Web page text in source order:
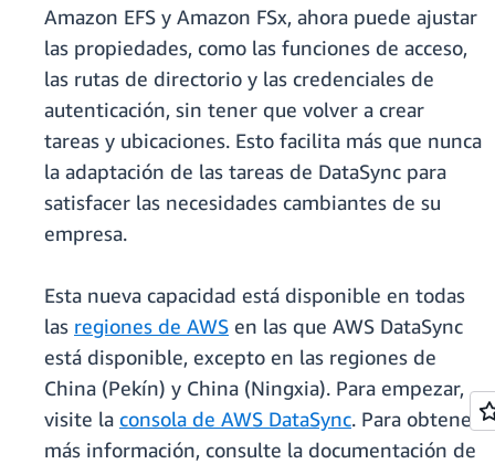
Amazon EFS y Amazon FSx, ahora puede ajustar
las propiedades, como las funciones de acceso,
las rutas de directorio y las credenciales de
autenticación, sin tener que volver a crear
tareas y ubicaciones. Esto facilita más que nunca
la adaptación de las tareas de DataSync para
satisfacer las necesidades cambiantes de su
empresa.
Esta nueva capacidad está disponible en todas
las regiones de AWS en las que AWS DataSync
está disponible, excepto en las regiones de
China (Pekín) y China (Ningxia). Para empezar,
visite la consola de AWS DataSync. Para obtener
más información, consulte la documentación de